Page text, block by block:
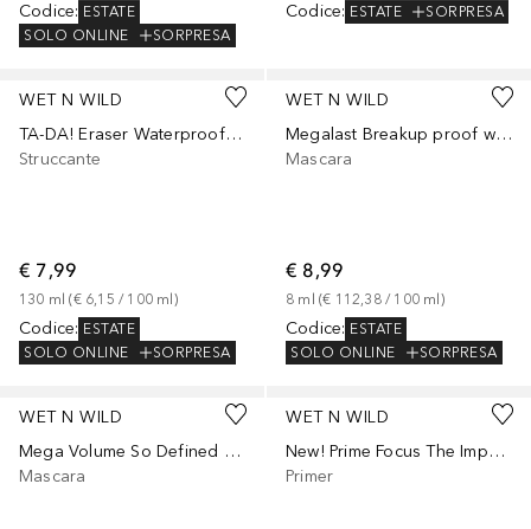
Codice: ESTATE
SOLO ONLINE
SORPRESA
Codice: ESTATE SORPRESA
WET N WILD
TA-DA! Eraser Waterproof Eye & Lip Makeup Remover
Struccante
€ 7,99
130 ml (€ 6,15 / 100 ml )
Codice: ESTATE
SOLO ONLINE
SORPRESA
WET N WILD
Megalast Breakup proof waterproof boosting mascara - Ultra Black
Mascara
€ 8,99
8 ml (€ 112,38 / 100 ml )
Codice: ESTATE
SOLO ONLINE
SORPRESA
WET N WILD
Mega Volume So Defined Mascara
Mascara
WET N WILD
New! Prime Focus The Impossible Primer
Primer